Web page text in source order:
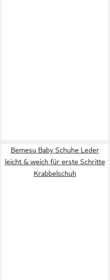
Bemesu Baby Schuhe Leder
leicht & weich für erste Schritte
Krabbelschuh